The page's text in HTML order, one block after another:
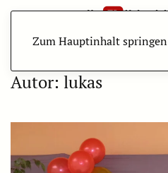
Zum Hauptinhalt springen
Autor: lukas